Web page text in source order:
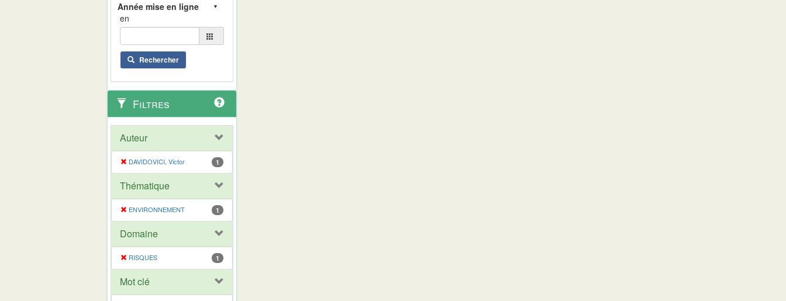
en
Rechercher
Filtres
Auteur
DAVIDOVICI, Victor 1
Thématique
ENVIRONNEMENT 1
Domaine
RISQUES 1
Mot clé